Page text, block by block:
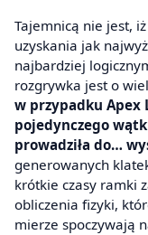
Tajemnicą nie jest,
uzyskania jak
najbardziej
rozgrywka jest o
w przypadku Apex
pojedynczego
prowadziła do…
generowanych
krótkie czasy ramki
obliczenia fizyki,
mierze spoczywają